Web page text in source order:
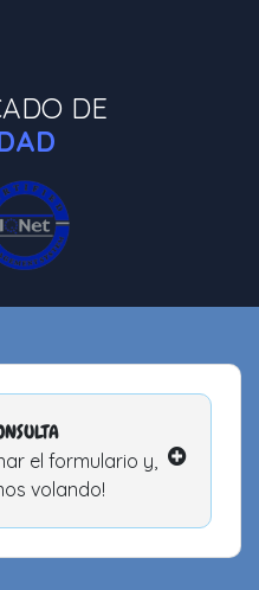
DE
el formulario y,
volando!